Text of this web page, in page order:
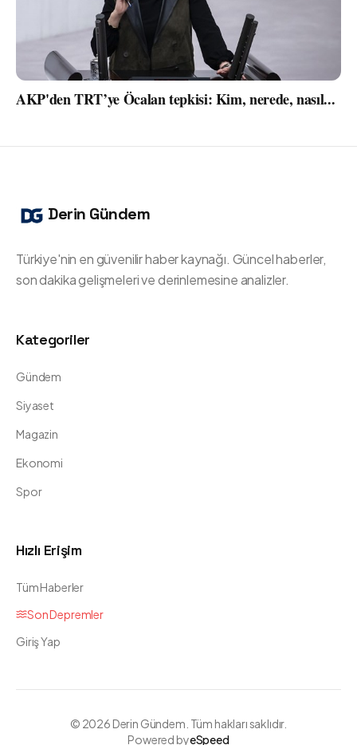
AKP'den TRT’ye Öcalan tepkisi: Kim, nerede, nasıl...
Derin Gündem
Türkiye'nin en güvenilir haber kaynağı. Güncel haberler,
son dakika gelişmeleri ve derinlemesine analizler.
Kategoriler
Gündem
Siyaset
Magazin
Ekonomi
Spor
Hızlı Erişim
Tüm Haberler
Son Depremler
Giriş Yap
© 2026 Derin Gündem. Tüm hakları saklıdır.
Powered byeSpeed